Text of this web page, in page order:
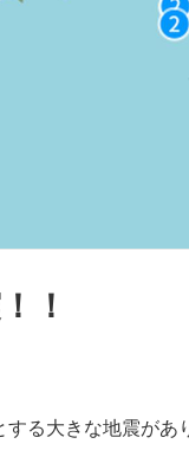
！
る大きな地震があ